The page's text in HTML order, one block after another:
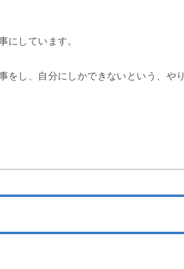
にしています。
をし、自分にしかできないという、やり